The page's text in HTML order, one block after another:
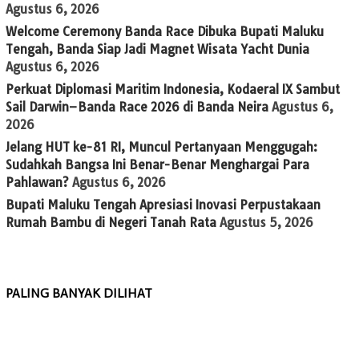
Agustus 6, 2026
Welcome Ceremony Banda Race Dibuka Bupati Maluku
Tengah, Banda Siap Jadi Magnet Wisata Yacht Dunia
Agustus 6, 2026
Perkuat Diplomasi Maritim Indonesia, Kodaeral IX Sambut
Sail Darwin–Banda Race 2026 di Banda Neira Agustus 6,
2026
Jelang HUT ke-81 RI, Muncul Pertanyaan Menggugah:
Sudahkah Bangsa Ini Benar-Benar Menghargai Para
Pahlawan? Agustus 6, 2026
Bupati Maluku Tengah Apresiasi Inovasi Perpustakaan
Rumah Bambu di Negeri Tanah Rata Agustus 5, 2026
PALING BANYAK DILIHAT